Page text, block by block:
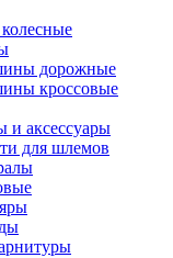
дорожные
кроссовые
и аксессуары
для шлемов